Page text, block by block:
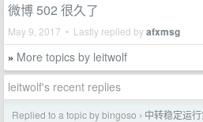
微博 502 很久了
May 9, 2017 • Lastly replied byafxmsg
» More topics by leitwolf
leitwolf's recent replies
Replied to a topic by bingoso › 中转稳定运